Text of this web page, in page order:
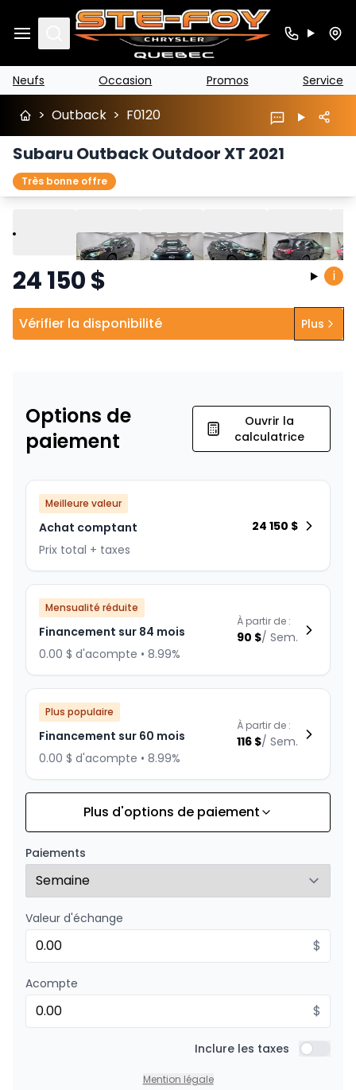
Search
Neufs Occasion Promos Service
> Outback > F0120
Subaru Outback Outdoor XT 2021
Très bonne offre
Lire Précédent
Suivant
24 150$ i
Vérifier la disponibilité Plus
Options de
paiement
Ouvrir la
calculatrice
Meilleure valeur
Achat comptant
Prix total + taxes
24 150 $
Mensualité réduite
Financement sur 84 mois
0.00 $ d'acompte • 8.99%
À partir de :
90 $/ Sem.
Plus populaire
Financement sur 60 mois
0.00 $ d'acompte • 8.99%
À partir de :
116 $/ Sem.
Financement sur 72 mois
0.00 $ d'acompte • 8.99%
À partir de :
Financement sur 48 mois
Financement sur 48 mois
0.00 $ d'acompte • 8.99%
À partir de :
Financement sur 36 mois
177 $/Sem.
Plus d'options de paiement
Paiements
Valeur d'échange
$
Acompte
$
Inclure les taxes Inclure
Mention légale